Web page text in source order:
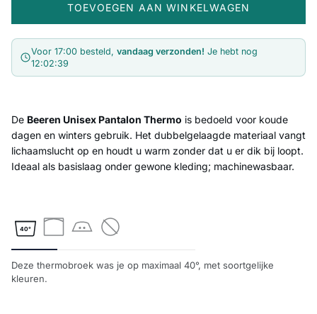
TOEVOEGEN AAN WINKELWAGEN
Voor 17:00 besteld,vandaag verzonden! Je hebt nog
12:02:39
De Beeren Unisex Pantalon Thermo is bedoeld voor koude
dagen en winters gebruik. Het dubbelgelaagde materiaal vangt
lichaamslucht op en houdt u warm zonder dat u er dik bij loopt.
Ideaal als basislaag onder gewone kleding; machinewasbaar.
40°
Deze thermobroek was je op maximaal 40°, met soortgelijke
kleuren.